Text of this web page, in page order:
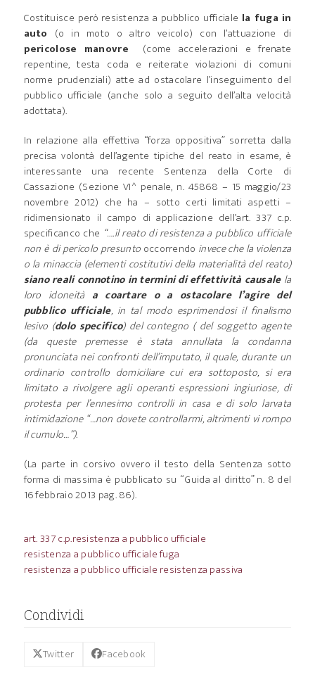
Costituisce però resistenza a pubblico ufficiale la fuga in
auto (o in moto o altro veicolo) con l’attuazione di
pericolose manovre (come accelerazioni e frenate
repentine, testa coda e reiterate violazioni di comuni
norme prudenziali) atte ad ostacolare l’inseguimento del
pubblico ufficiale (anche solo a seguito dell’alta velocità
adottata).
In relazione alla effettiva “forza oppositiva” sorretta dalla
precisa volontà dell’agente tipiche del reato in esame, è
interessante una recente Sentenza della Corte di
Cassazione (Sezione VI^ penale, n. 45868 – 15 maggio/23
novembre 2012) che ha – sotto certi limitati aspetti –
ridimensionato il campo di applicazione dell’art. 337 c.p.
specificanco che “….il reato di resistenza a pubblico ufficiale
non è di pericolo presunto occorrendo invece che la violenza
o la minaccia (elementi costitutivi della materialità del reato)
siano reali connotino in termini di effettività causale la
loro idoneità a coartare o a ostacolare l’agire del
pubblico ufficiale, in tal modo esprimendosi il finalismo
lesivo (dolo specifico) del contegno (del soggetto agente
(da queste premesse è stata annullata la condanna
pronunciata nei confronti dell’imputato, il quale, durante un
ordinario controllo domiciliare cui era sottoposto, si era
limitato a rivolgere agli operanti espressioni ingiuriose, di
protesta per l’ennesimo controlli in casa e di solo larvata
intimidazione “…non dovete controllarmi, altrimenti vi rompo
il cumulo…”).
(La parte in corsivo ovvero il testo della Sentenza sotto
forma di massima è pubblicato su “Guida al diritto” n. 8 del
16 febbraio 2013 pag. 86).
art. 337 c.p.resistenza a pubblico ufficiale
resistenza a pubblico ufficiale fuga
resistenza a pubblico ufficiale resistenza passiva
Condividi
Twitter Facebook